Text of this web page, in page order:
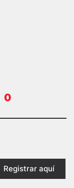
0
Registrar aquí